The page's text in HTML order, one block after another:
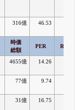
316億 46.53
時価
総額
PER ROE
4655億 14.26
77億 9.74
31億 16.75